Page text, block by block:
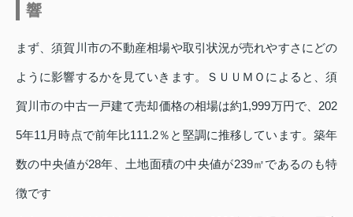
響
まず、須賀川市の不動産相場や取引状況が売れやすさにどの
ように影響するかを見ていきます。ＳＵＵＭＯによると、須
賀川市の中古一戸建て売却価格の相場は約1,999万円で、202
5年11月時点で前年比111.2％と堅調に推移しています。築年
数の中央値が28年、土地面積の中央値が239㎡であるのも特
徴です